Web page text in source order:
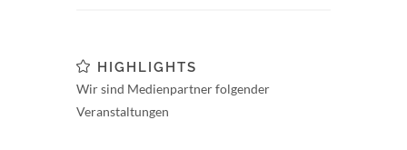
HIGHLIGHTS
Wir sind Medienpartner folgender
Veranstaltungen